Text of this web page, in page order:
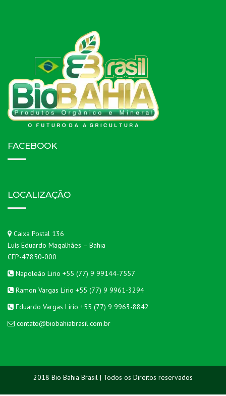
FACEBOOK
LOCALIZAÇÃO
Caixa Postal 136
Luís Eduardo Magalhães – Bahia
CEP-47850-000
Napoleão Lirio +55 (77) 9 99144-7557
Ramon Vargas Lirio +55 (77) 9 9961-3294
Eduardo Vargas Lirio +55 (77) 9 9963-8842
contato@biobahiabrasil.com.br
2018 Bio Bahia Brasil | Todos os Direitos reservados